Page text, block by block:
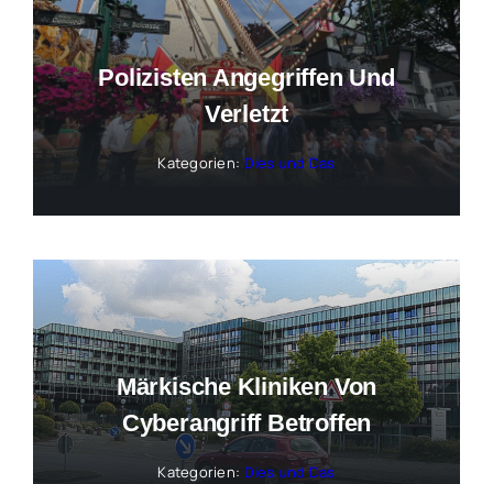
Polizisten Angegriffen Und
Verletzt
Kategorien: Dies und Das
Märkische Kliniken Von
Cyberangriff Betroffen
Kategorien: Dies und Das